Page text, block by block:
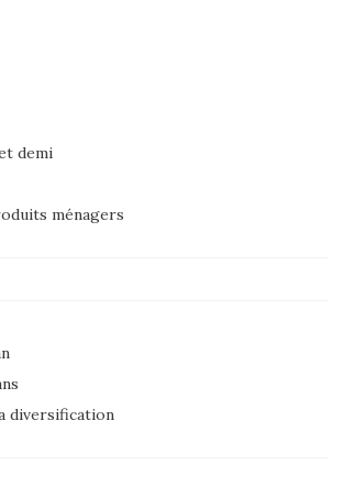
demi
ménagers
diversification